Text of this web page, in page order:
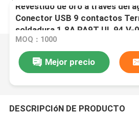
Revestido de oro a través del
Conector USB 9 contactos
soldadura 1.8A PA9T UL 94 V-0
MOQ：1000
Mejor precio
DESCRIPCIóN DE PRODUCTO